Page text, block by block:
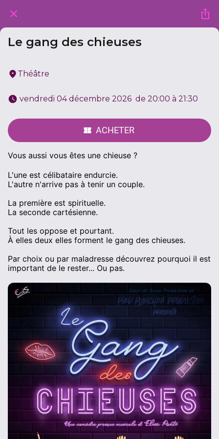
Le gang des chieuses
Théâtre
vendredi 04 décembre 2026  de 20:00 à 21:30
ACHETER
Vous aussi vous êtes une chieuse ?
L'une est célibataire endurcie.
L'autre n'arrive pas à tenir un couple.
La première est spirituelle.
La seconde cartésienne.
Tout les oppose et pourtant.
À elles deux elles forment le gang des chieuses.
Par choix ou par maladresse découvrez pourquoi il est
important de le rester... Ou pas.